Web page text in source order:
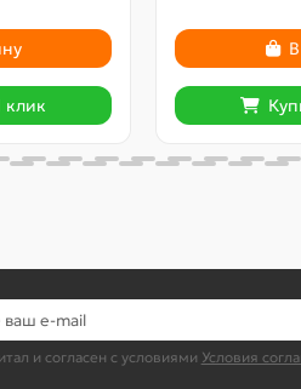
клик
и согласен с условиями Условия